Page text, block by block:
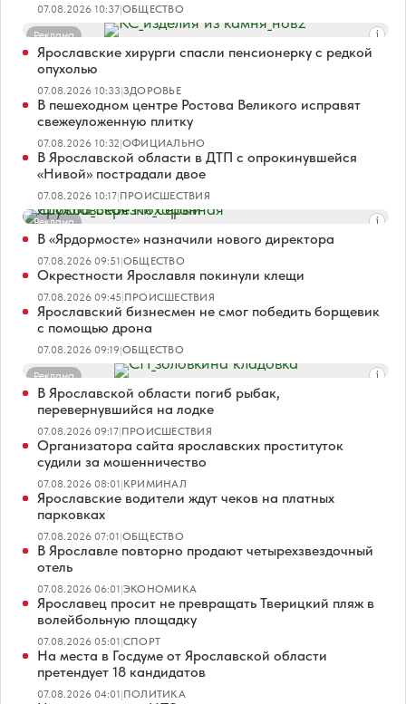
07.08.2026 10:37|ОБЩЕСТВО
Реклама
Ярославские хирурги спасли пенсионерку с редкой
опухолью
07.08.2026 10:33|ЗДОРОВЬЕ
В пешеходном центре Ростова Великого исправят
свежеуложенную плитку
07.08.2026 10:32|ОФИЦИАЛЬНО
В Ярославской области в ДТП с опрокинувшейся
«Нивой» пострадали двое
07.08.2026 10:17|ПРОИСШЕСТВИЯ
Реклама
В «Ярдормосте» назначили нового директора
07.08.2026 09:51|ОБЩЕСТВО
Окрестности Ярославля покинули клещи
07.08.2026 09:45|ПРОИСШЕСТВИЯ
Ярославский бизнесмен не смог победить борщевик
с помощью дрона
07.08.2026 09:19|ОБЩЕСТВО
Реклама
В Ярославской области погиб рыбак,
перевернувшийся на лодке
07.08.2026 09:17|ПРОИСШЕСТВИЯ
Организатора сайта ярославских проституток
судили за мошенничество
07.08.2026 08:01|КРИМИНАЛ
Ярославские водители ждут чеков на платных
парковках
07.08.2026 07:01|ОБЩЕСТВО
В Ярославле повторно продают четырехзвездочный
отель
07.08.2026 06:01|ЭКОНОМИКА
Ярославец просит не превращать Тверицкий пляж в
волейбольную площадку
07.08.2026 05:01|СПОРТ
На места в Госдуме от Ярославской области
претендует 18 кандидатов
07.08.2026 04:01|ПОЛИТИКА